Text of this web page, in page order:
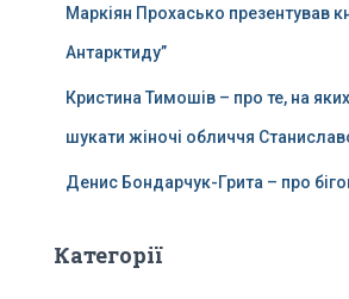
Маркіян Прохасько презентував
Антарктиду”
Кристина Тимошів – про те, на
шукати жіночі обличчя
Денис Бондарчук-Грита – про
Категорії